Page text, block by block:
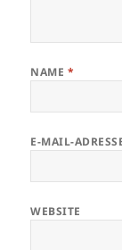
NAME *
E-MAIL-
WEBSITE